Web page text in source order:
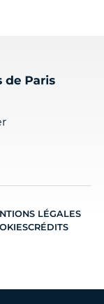
Paris
LÉGALES
CRÉDITS